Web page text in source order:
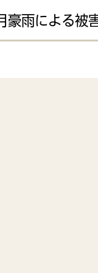
豪雨による被